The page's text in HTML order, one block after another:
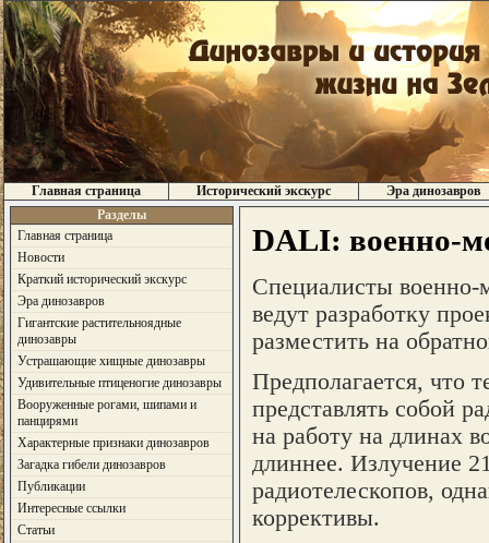
Главная страница Исторический экскурс
Эра динозавров
Разделы
Главная страница
Новости
Краткий исторический экскурс
Эра динозавров
Гигантские растительноядные
динозавры
Устрашающие хищные динозавры
Удивительные птиценогие динозавры
Вооруженные рогами, шипами и
панцирями
Характерные признаки динозавров
Загадка гибели динозавров
Публикации
Интересные ссылки
Статьи
DALI: военно-
Специалисты военно-
ведут разработку
разместить на
Предполагается, что
представлять собой
на работу на длинах
длиннее. Излучение
радиотелескопов,
коррективы.